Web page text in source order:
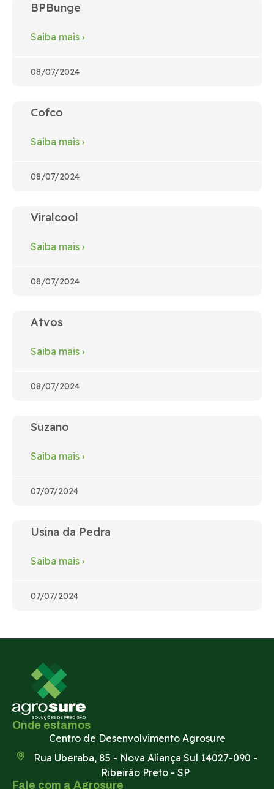
BPBunge
Saiba mais ›
08/07/2024
Cofco
Saiba mais ›
08/07/2024
Viralcool
Saiba mais ›
08/07/2024
Atvos
Saiba mais ›
08/07/2024
Suzano
Saiba mais ›
07/07/2024
Usina da Pedra
Saiba mais ›
07/07/2024
Onde estamos
Centro de Desenvolvimento Agrosure
Rua Uberaba, 85 - Nova Aliança Sul 14027-090 -
Ribeirão Preto - SP
Fale com a Agrosure